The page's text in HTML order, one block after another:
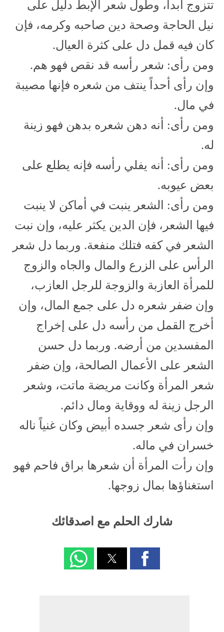
تتزوج أبداً، وطول شعر الإبط دليل على
نيل الحاجة وصحة دين صاحبه وكرمه، فإن
كان فيه قمل دل على كثرة العيال.
ومن رأى: شعر رأسه قد نقص فهو هم.
وإن رأى أحداً ينتف من شعره فإنها مصيبة
في مال.
ومن رأى: أنه دهن شعره بدهن فهو زينة
له.
ومن رأى: أنه يفلي رأسه فإنه يطلع على
بعض عيوبه.
ومن رأى: الشعر ينبت في أماكن لا ينبت
فيها الشعر، فإن الدين يكثر عليه، وإن نبت
الشعر في كفه فتلك منفعة. وربما دل شعر
الرأس على الزرع والمال والجاه والزوج
للمرأة العازبة والزوجة للرجل العازب،
وإن ضفر شعره دل على جمع المال، وإن
أخرج القمل من رأسه دل على إخراج
المفسدين من أرضه. وربما دل حسن
الشعر على الأعمال الصالحة، وإن ضفر
شعر المرأة وكانت مريضة ماتت، وشعر
الرجل زينة له ووقاية ومال دائم.
وإن رأى شعر جسده أبيض وكان غنياً ناله
خسران في ماله.
وإن رأت المرأة أن شعرها براق فاحم فهو
استغناؤها بمال زوجها.
شارك الحلم مع اصدقائك